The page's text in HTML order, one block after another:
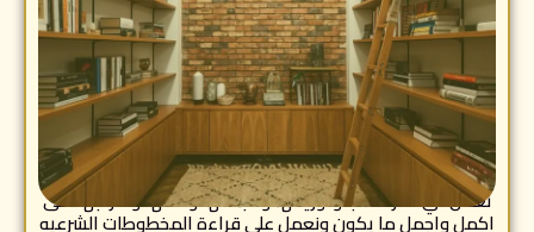
دار النشر
نعمل في نشر الكتب وتوزيعها وطباعتها وصفها واخراجها على
اكمل واجمل ما يكون ونعمل على قراءة المخطوطات الشرعيه
وصفها وطباعتها ايضا